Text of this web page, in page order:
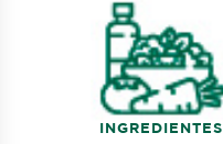
INGREDIENTES